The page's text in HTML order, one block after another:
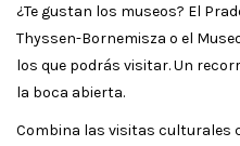
¿Te gustan los museos? El
Thyssen-Bornemisza o el
los que podrás visitar. Un
la boca abierta.
Combina las visitas culturales